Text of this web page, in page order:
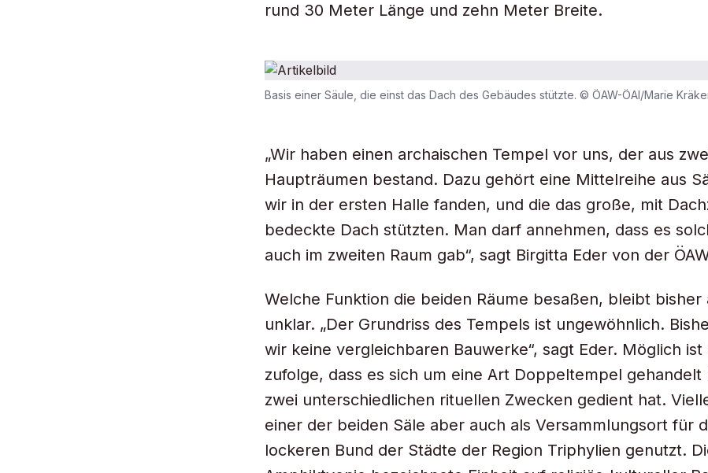
rund 30 Meter Länge und zehn Meter Breite.
Basis einer Säule, die einst das Dach des Gebäudes stützte. © ÖAW-ÖAI/Marie
„Wir haben einen archaischen Tempel vor uns, der aus
Haupträumen bestand. Dazu gehört eine Mittelreihe aus
wir in der ersten Halle fanden, und die das große, mit
bedeckte Dach stützten. Man darf annehmen, dass es
auch im zweiten Raum gab“, sagt Birgitta Eder von der
Welche Funktion die beiden Räume besaßen, bleibt bisher
unklar. „Der Grundriss des Tempels ist ungewöhnlich.
wir keine vergleichbaren Bauwerke“, sagt Eder. Möglich ist
zufolge, dass es sich um eine Art Doppeltempel gehandelt
zwei unterschiedlichen rituellen Zwecken gedient hat.
einer der beiden Säle aber auch als Versammlungsort für
lockeren Bund der Städte der Region Triphylien genutzt.